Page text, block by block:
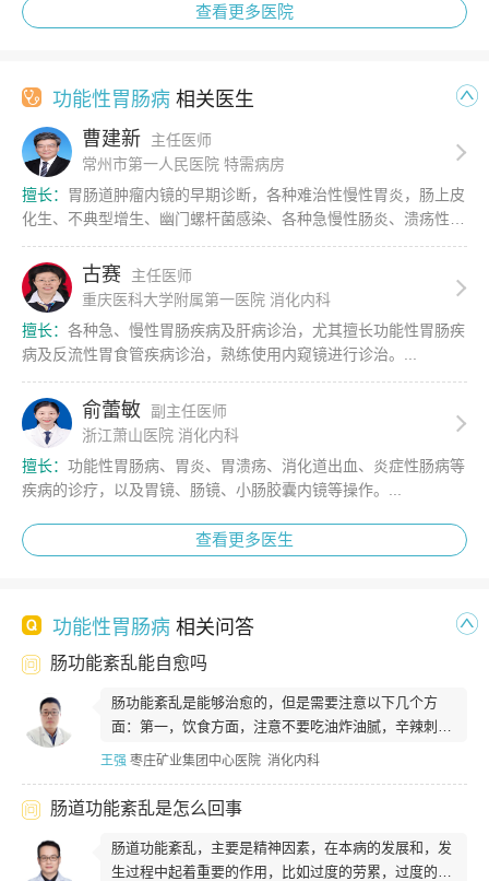
查看更多医院
功能性胃肠病 相关医生
曹建新
主任医师
常州市第一人民医院 特需病房
擅长： 胃肠道肿瘤内镜的早期诊断，各种难治性慢性胃炎，肠上皮
化生、不典型增生、幽门螺杆菌感染、各种急慢性肠炎、溃疡性结
肠炎、肠易激综合症、胃肠功能紊乱、伴有焦虑抑郁的胃...
古赛
主任医师
重庆医科大学附属第一医院 消化内科
擅长： 各种急、慢性胃肠疾病及肝病诊治，尤其擅长功能性胃肠疾
病及反流性胃食管疾病诊治，熟练使用内窥镜进行诊治。...
俞蕾敏
副主任医师
浙江萧山医院 消化内科
擅长： 功能性胃肠病、胃炎、胃溃疡、消化道出血、炎症性肠病等
疾病的诊疗，以及胃镜、肠镜、小肠胶囊内镜等操作。...
查看更多医生
功能性胃肠病 相关问答
肠功能紊乱能自愈吗
肠功能紊乱是能够治愈的，但是需要注意以下几个方
面：第一，饮食方面，注意不要吃油炸油腻，辛辣刺激
的食物，不要吃生硬的食物，主要以清淡的...
王强 枣庄矿业集团中心医院 消化内科
肠道功能紊乱是怎么回事
肠道功能紊乱，主要是精神因素，在本病的发展和，发
生过程中起着重要的作用，比如过度的劳累，过度的情